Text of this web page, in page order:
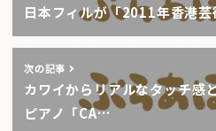
日本フィルが「2011年香港
次の記事
カワイからリアルなタッチ感
ピアノ「CA…